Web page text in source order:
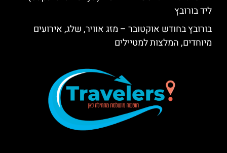
ליד בורובץ
בורובץ בחודש אוקטובר – מזג אוויר, שלג, אירועים
מיוחדים, המלצות למטיילים